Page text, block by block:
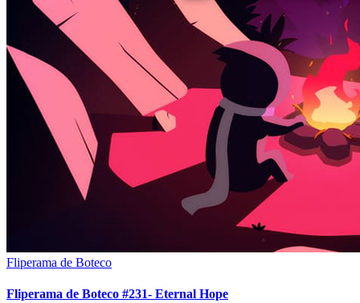
Fliperama de Boteco
Fliperama de Boteco #231- Eternal Hope